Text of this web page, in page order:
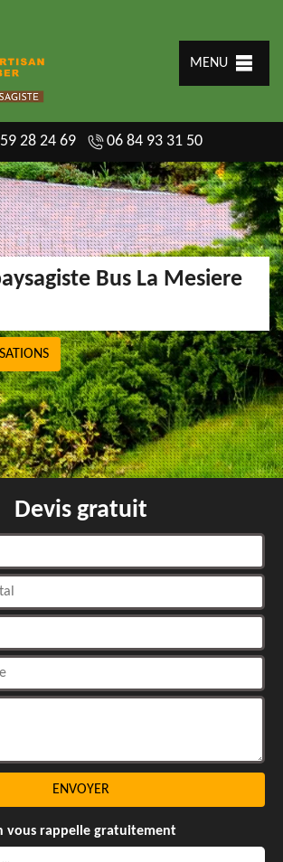
MENU
28 24 69 06 84 93 31 50
Bus La Mesiere
Devis gratuit
vous rappelle gratuitement